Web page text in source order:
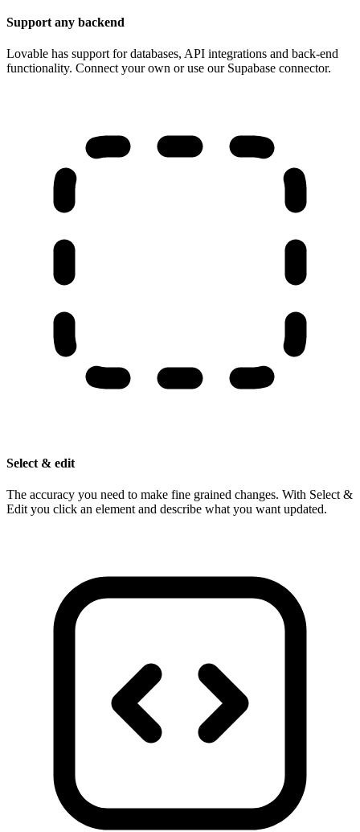
Support any backend
Lovable has support for databases, API integrations and back-end
functionality. Connect your own or use our Supabase connector.
Select & edit
The accuracy you need to make fine grained changes. With Select &
Edit you click an element and describe what you want updated.